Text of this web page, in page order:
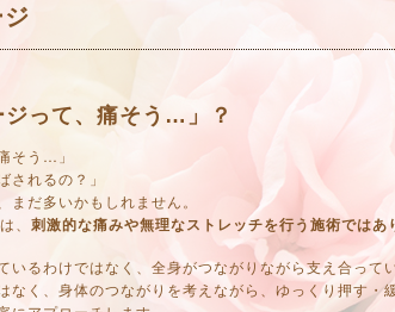
って、痛そう…」？
そう…」
されるの？」
だ多いかもしれません。
、 刺激的な痛みや無理なストレッチを行う施術ではあ
るわけではなく、全身がつながりながら支え合ってい
なく、身体のつながりを考えながら、ゆっくり押す・